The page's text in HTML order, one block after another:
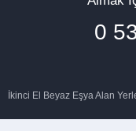
0
İkinci El Beyaz Eşya Alan